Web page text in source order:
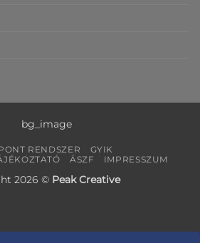
RENDSZER
GYIK
ÁSZF IMPRESSZUM
2026 © Peak Creative